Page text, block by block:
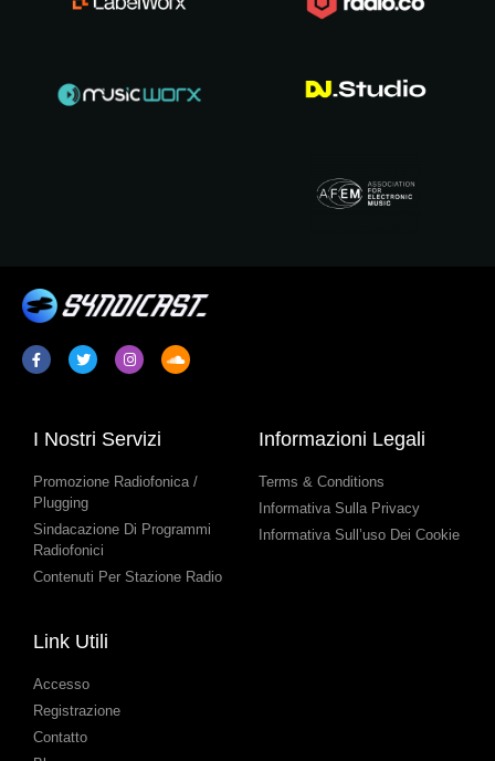
I Nostri Servizi
Promozione Radiofonica /
Plugging
Sindacazione Di Programmi
Radiofonici
Contenuti Per Stazione Radio
Informazioni Legali
Terms & Conditions
Informativa Sulla Privacy
Informativa Sull’uso Dei Cookie
Link Utili
Accesso
Registrazione
Contatto